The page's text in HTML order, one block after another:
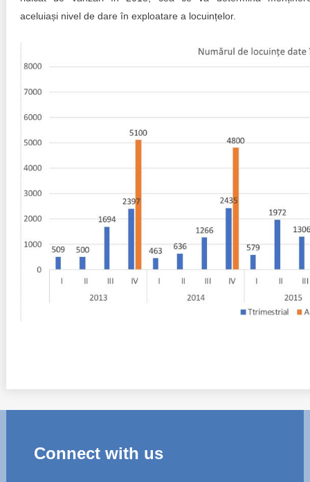
aceluiași nivel de dare în exploatare a locuințelor.
Connect with us